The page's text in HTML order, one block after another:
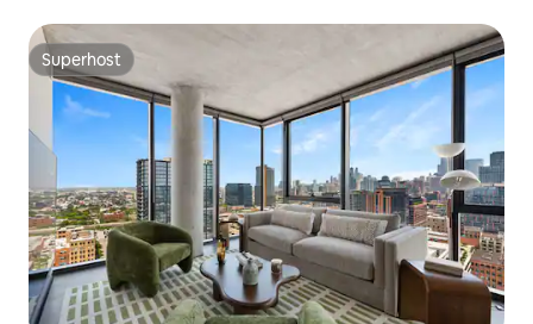
Superhost
Superhost